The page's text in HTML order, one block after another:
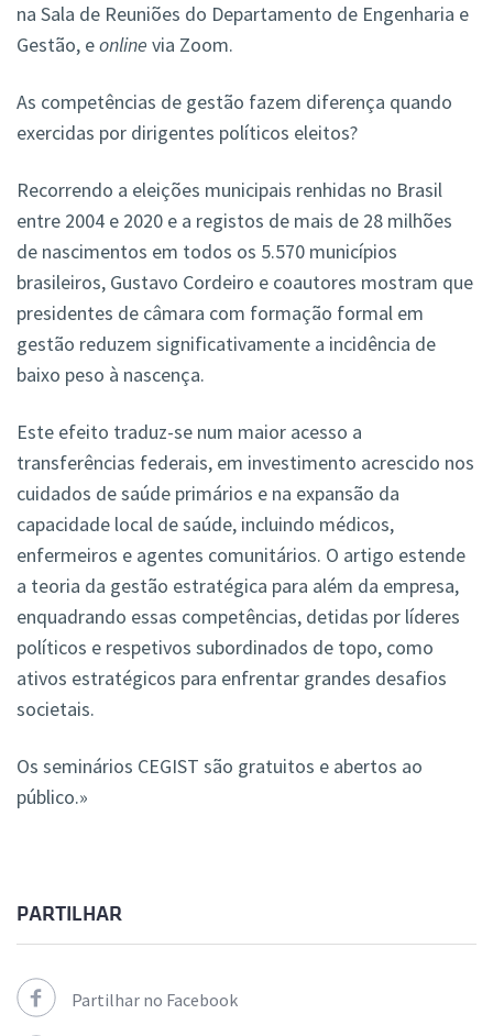
na Sala de Reuniões do Departamento de Engenharia e
Gestão, eonline via Zoom.
As competências de gestão fazem diferença quando
exercidas por dirigentes políticos eleitos?
Recorrendo a eleições municipais renhidas no Brasil
entre 2004 e 2020 e a registos de mais de 28 milhões
de nascimentos em todos os 5.570 municípios
brasileiros, Gustavo Cordeiro e coautores mostram que
presidentes de câmara com formação formal em
gestão reduzem significativamente a incidência de
baixo peso à nascença.
Este efeito traduz-se num maior acesso a
transferências federais, em investimento acrescido nos
cuidados de saúde primários e na expansão da
capacidade local de saúde, incluindo médicos,
enfermeiros e agentes comunitários. O artigo estende
a teoria da gestão estratégica para além da empresa,
enquadrando essas competências, detidas por líderes
políticos e respetivos subordinados de topo, como
ativos estratégicos para enfrentar grandes desafios
societais.
Os seminários CEGIST são gratuitos e abertos ao
público.»
PARTILHAR
Partilhar no Facebook